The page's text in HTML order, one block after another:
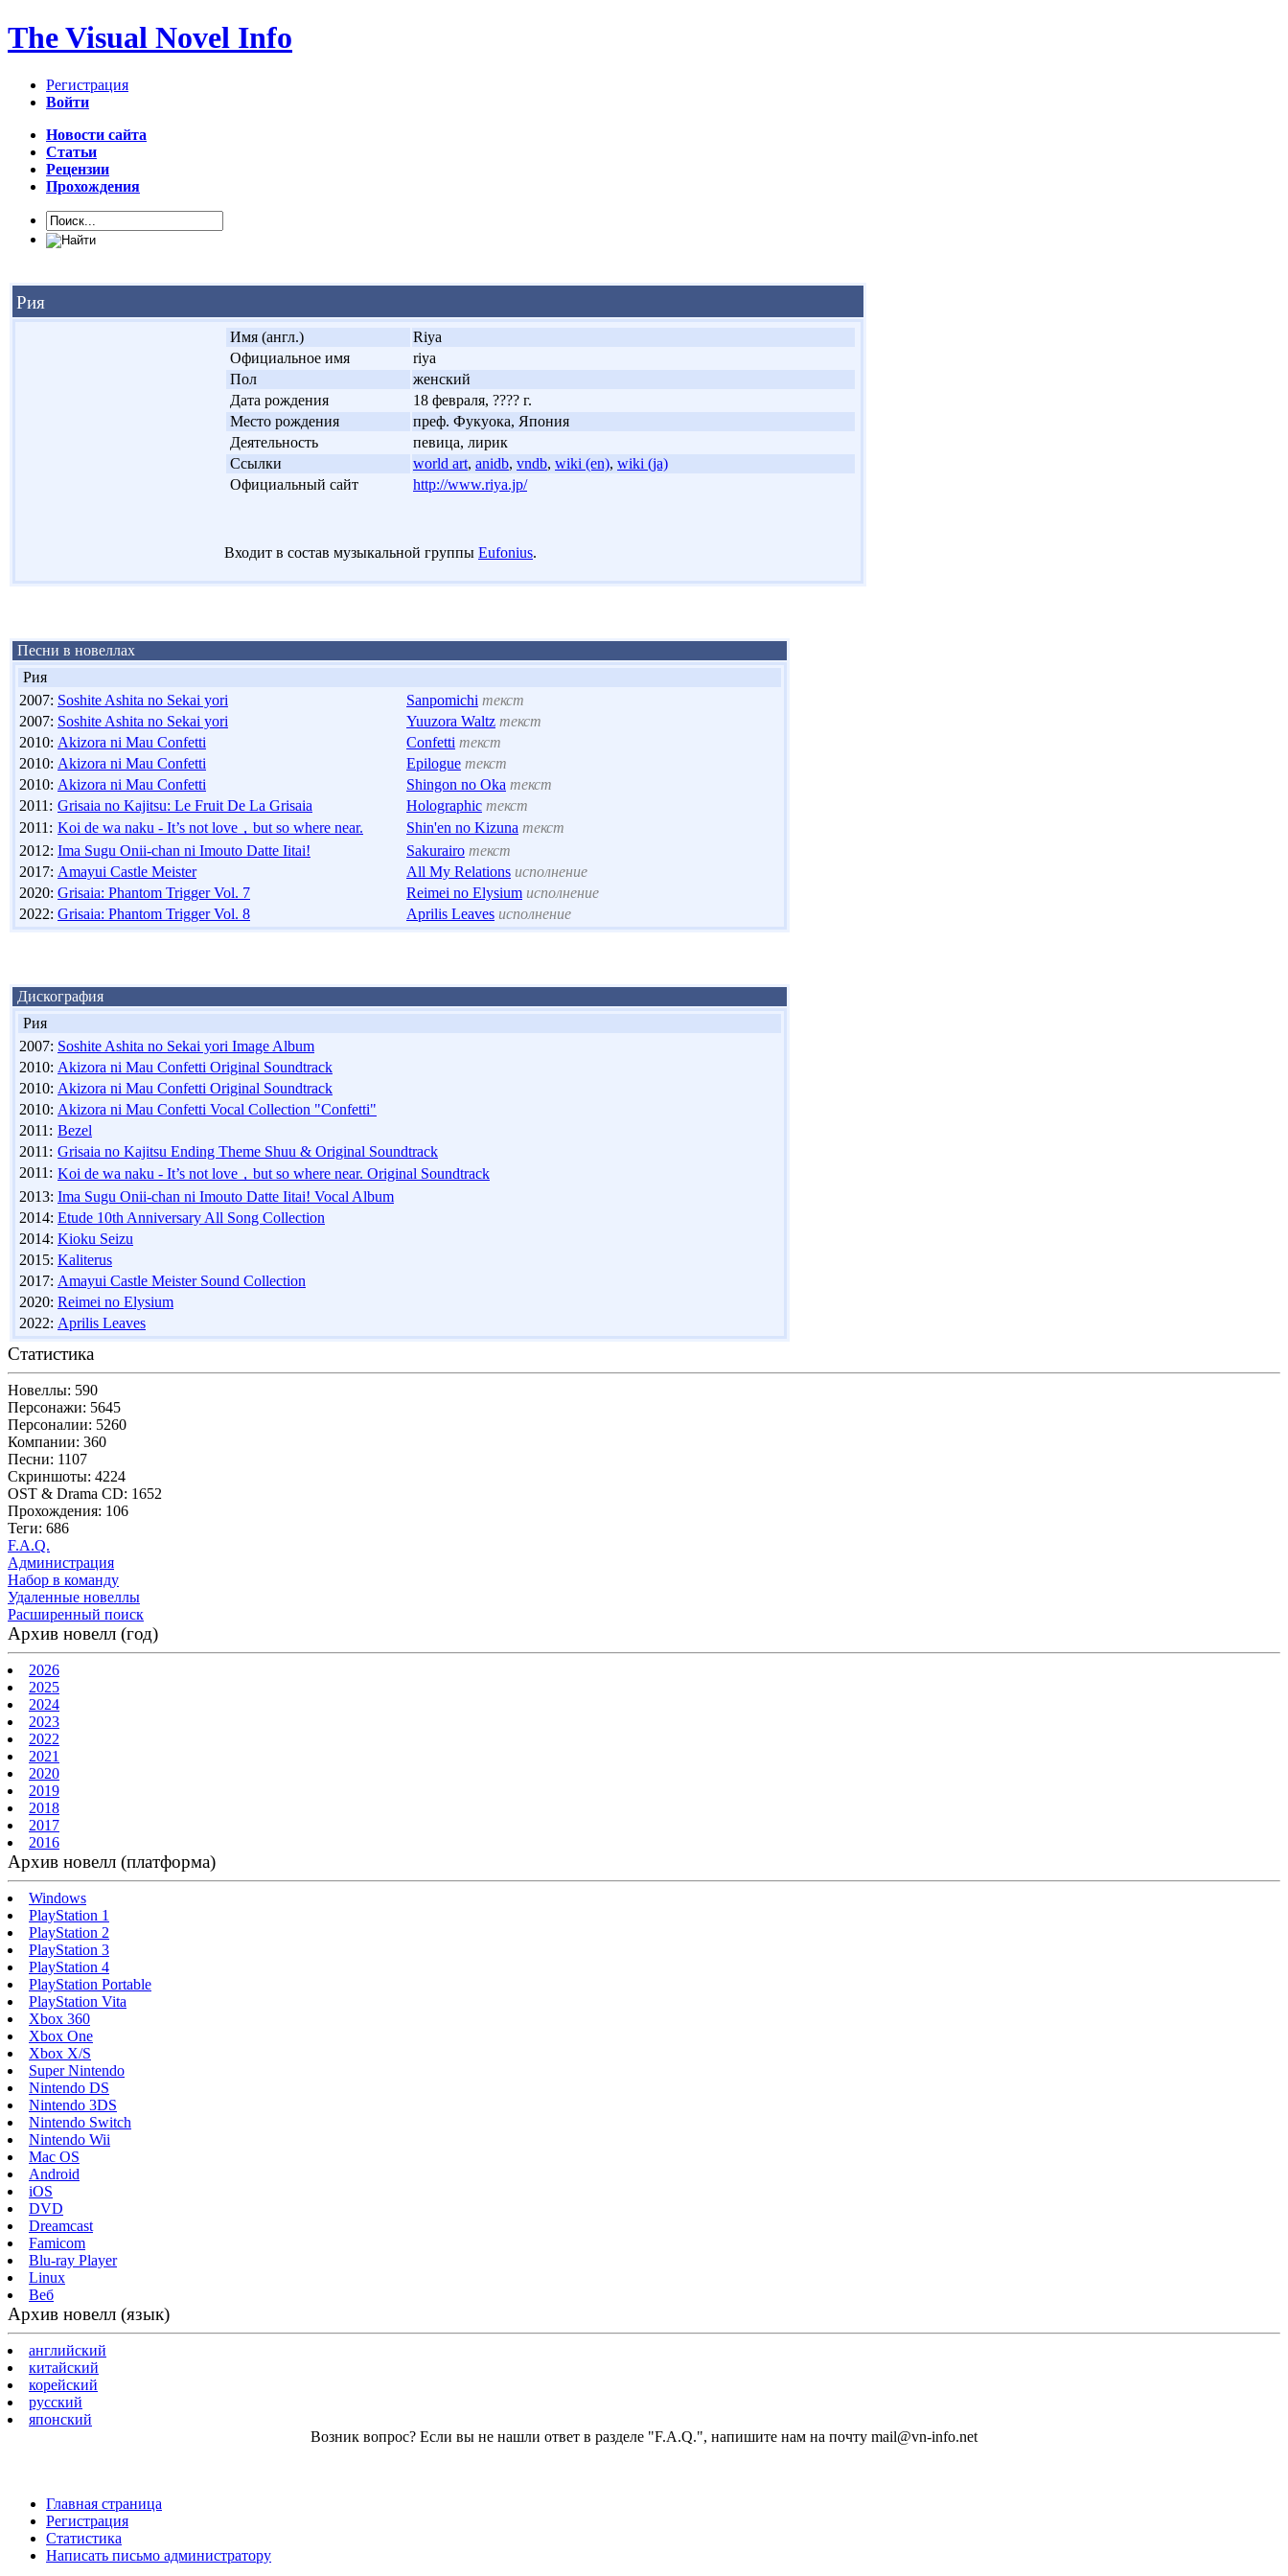
The Visual Novel Info
Регистрация
Войти
Новости сайта
Статьи
Рецензии
Прохождения
Рия
Имя (англ.)
Riya
Официальное имя
riya
Пол
женский
Дата рождения
18 февраля, ???? г.
Место рождения
преф. Фукуока, Япония
Деятельность
певица, лирик
Ссылки world art, anidb, vndb, wiki (en), wiki (ja)
Официальный сайт http://www.riya.jp/
Входит в состав музыкальной группы Eufonius.
Песни в новеллах
Рия
2007: Soshite Ashita no Sekai yori Sanpomichi текст
2007: Soshite Ashita no Sekai yori Yuuzora Waltz текст
2010: Akizora ni Mau Confetti Confetti текст
2010: Akizora ni Mau Confetti Epilogue текст
2010: Akizora ni Mau Confetti Shingon no Oka текст
2011: Grisaia no Kajitsu: Le Fruit De La Grisaia Holographic текст
2011: Koi de wa naku - It’s not love，but so where near. Shin'en no Kizuna текст
2012: Ima Sugu Onii-chan ni Imouto Datte Iitai! Sakurairo текст
2017: Amayui Castle Meister All My Relations исполнение
2020: Grisaia: Phantom Trigger Vol. 7 Reimei no Elysium исполнение
2022: Grisaia: Phantom Trigger Vol. 8 Aprilis Leaves исполнение
Дискография
Рия
2007: Soshite Ashita no Sekai yori Image Album
2010: Akizora ni Mau Confetti Original Soundtrack
2010: Akizora ni Mau Confetti Original Soundtrack
2010: Akizora ni Mau Confetti Vocal Collection "Confetti"
2011: Bezel
2011: Grisaia no Kajitsu Ending Theme Shuu & Original Soundtrack
2011: Koi de wa naku - It’s not love，but so where near. Original Soundtrack
2013: Ima Sugu Onii-chan ni Imouto Datte Iitai! Vocal Album
2014: Etude 10th Anniversary All Song Collection
2014: Kioku Seizu
2015: Kaliterus
2017: Amayui Castle Meister Sound Collection
2020: Reimei no Elysium
2022: Aprilis Leaves
Статистика
Новеллы: 590
Персонажи: 5645
Персоналии: 5260
Компании: 360
Песни: 1107
Скриншоты: 4224
OST & Drama CD: 1652
Прохождения: 106
Теги: 686
F.A.Q.
Администрация
Набор в команду
Удаленные новеллы
Расширенный поиск
Архив новелл (год)
2026
2025
2024
2023
2022
2021
2020
2019
2018
2017
2016
Архив новелл (платформа)
Windows
PlayStation 1
PlayStation 2
PlayStation 3
PlayStation 4
PlayStation Portable
PlayStation Vita
Xbox 360
Xbox One
Xbox X/S
Super Nintendo
Nintendo DS
Nintendo 3DS
Nintendo Switch
Nintendo Wii
Mac OS
Android
iOS
DVD
Dreamcast
Famicom
Blu-ray Player
Linux
Веб
Архив новелл (язык)
английский
китайский
корейский
русский
японский
Возник вопрос? Если вы не нашли ответ в разделе "F.A.Q.", напишите нам на почту mail@vn-info.net
Главная страница
Регистрация
Статистика
Написать письмо администратору